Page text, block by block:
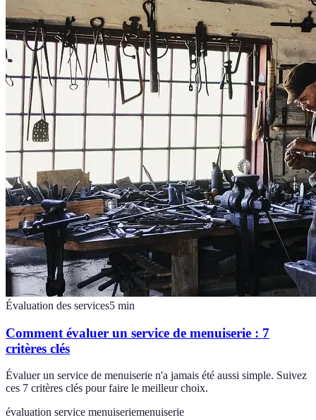
Évaluation des services5 min
Comment évaluer un service de menuiserie : 7
critères clés
Évaluer un service de menuiserie n'a jamais été aussi simple. Suivez
ces 7 critères clés pour faire le meilleur choix.
évaluation service menuiseriemenuiserie